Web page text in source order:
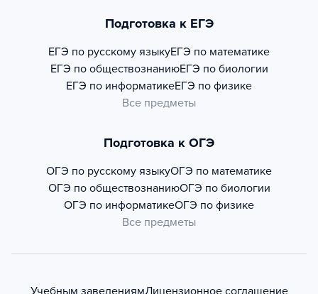
Подготовка к ЕГЭ
ЕГЭ по русскому языкуЕГЭ по математике
ЕГЭ по обществознаниюЕГЭ по биологии
ЕГЭ по информатикеЕГЭ по физике
Все предметы
Подготовка к ОГЭ
ОГЭ по русскому языкуОГЭ по математике
ОГЭ по обществознаниюОГЭ по биологии
ОГЭ по информатикеОГЭ по физике
Все предметы
Учебным заведениямЛицензионное соглашение